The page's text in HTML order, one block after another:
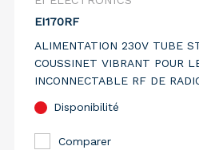
EI170RF
ALIMENTATION 230V TUBE
COUSSINET VIBRANT POUR
INCONNECTABLE RF DE
Disponibilité
Comparer